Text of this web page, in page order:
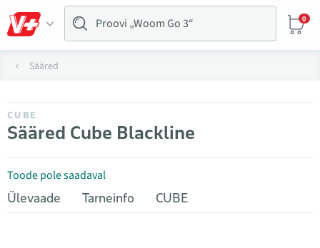
0
Sääred
CUBE
Sääred Cube Blackline
Toode pole saadaval
Ülevaade
Tarneinfo CUBE